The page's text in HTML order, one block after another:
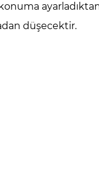
ayarladıktan
düşecektir.